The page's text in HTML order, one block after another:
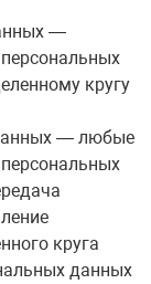
—
кругу
— любые
круга
данных